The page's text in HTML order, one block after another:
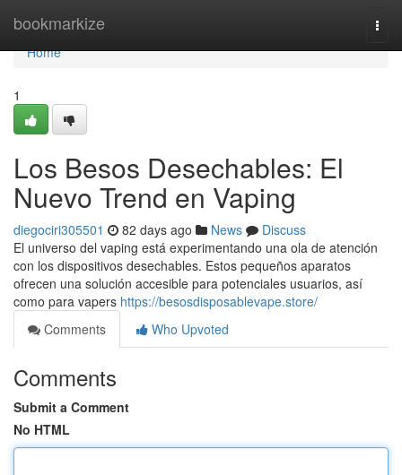
bookmarkize
Home
Home
1
Los Besos Desechables: El
Nuevo Trend en Vaping
diegociri305501 82 days ago News
Discuss
El universo del vaping está experimentando una ola de atención
con los dispositivos desechables. Estos pequeños aparatos
ofrecen una solución accesible para potenciales usuarios, así
como para vapers https://besosdisposablevape.store/
Comments
Who Upvoted
Comments
Submit a Comment
No HTML